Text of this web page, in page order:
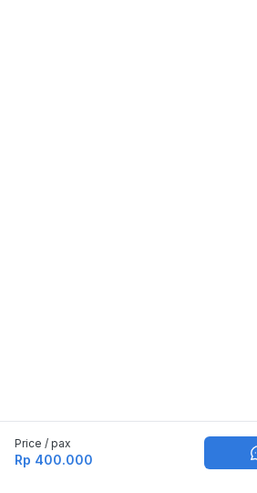
Price / pax
Rp 400.000